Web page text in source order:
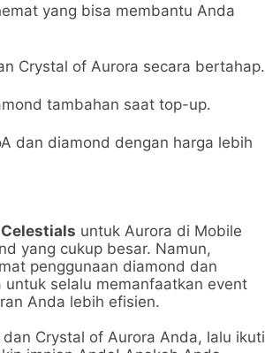
yang bisa membantu Anda
Crystal of Aurora secara bertahap.
tambahan saat top-up.
dan diamond dengan harga lebih
untuk Aurora di Mobile
yang cukup besar. Namun,
penggunaan diamond dan
selalu memanfaatkan event
Anda lebih efisien.
Crystal of Aurora Anda, lalu ikuti